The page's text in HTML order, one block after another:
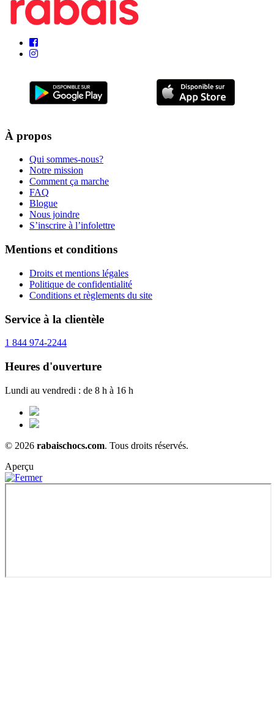
À propos
Qui sommes-nous?
Notre mission
Comment ça marche
FAQ
Blogue
Nous joindre
S’inscrire à l’infolettre
Mentions et conditions
Droits et mentions légales
Politique de confidentialité
Conditions et règlements du site
Service à la clientèle
1 844 974-2244
Heures d'ouverture
Lundi au vendredi : de 8 h à 16 h
© 2026 rabaischocs.com. Tous droits réservés.
Aperçu